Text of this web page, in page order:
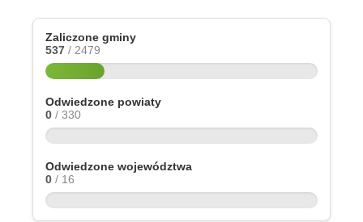
Zaliczone gminy
537 / 2479
Odwiedzone powiaty
0 / 330
Odwiedzone województwa
0 / 16